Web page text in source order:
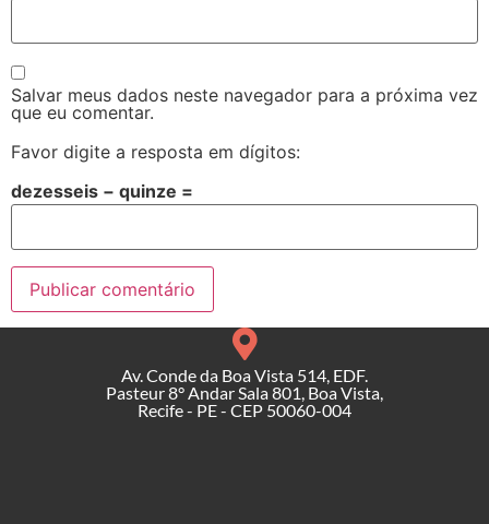
Salvar meus dados neste navegador para a próxima vez
que eu comentar.
Favor digite a resposta em dígitos:
dezesseis − quinze =
Av. Conde da Boa Vista 514, EDF.
Pasteur 8° Andar Sala 801, Boa Vista,
Recife - PE - CEP 50060-004